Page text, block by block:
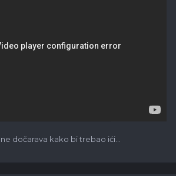
dočarava kako bi trebao ići...